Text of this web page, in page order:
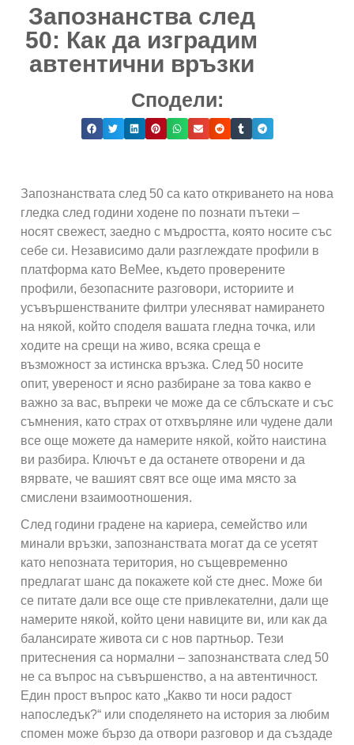
Запознанства след
50: Как да изградим
автентични връзки
Сподели:
Запознанствата след 50 са като откриването на нова
гледка след години ходене по познати пътеки –
носят свежест, заедно с мъдростта, която носите със
себе си. Независимо дали разглеждате профили в
платформа като BeMee, където проверените
профили, безопасните разговори, историите и
усъвършенстваните филтри улесняват намирането
на някой, който споделя вашата гледна точка, или
ходите на срещи на живо, всяка среща е
възможност за истинска връзка. След 50 носите
опит, увереност и ясно разбиране за това какво е
важно за вас, въпреки че може да се сблъскате и със
съмнения, като страх от отхвърляне или чудене дали
все още можете да намерите някой, който наистина
ви разбира. Ключът е да останете отворени и да
вярвате, че вашият свят все още има място за
смислени взаимоотношения.
След години градене на кариера, семейство или
минали връзки, запознанствата могат да се усетят
като непозната територия, но същевременно
предлагат шанс да покажете кой сте днес. Може би
се питате дали все още сте привлекателни, дали ще
намерите някой, който цени навиците ви, или как да
балансирате живота си с нов партньор. Тези
притеснения са нормални – запознанствата след 50
не са въпрос на съвършенство, а на автентичност.
Един прост въпрос като „Какво ти носи радост
напоследък?“ или споделянето на история за любим
спомен може бързо да отвори разговор и да създаде